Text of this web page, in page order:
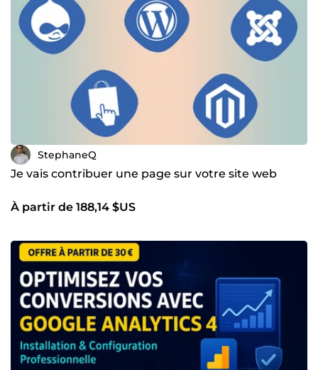
StephaneQ
Je vais contribuer une page sur votre site web
À partir de 188,14 $US